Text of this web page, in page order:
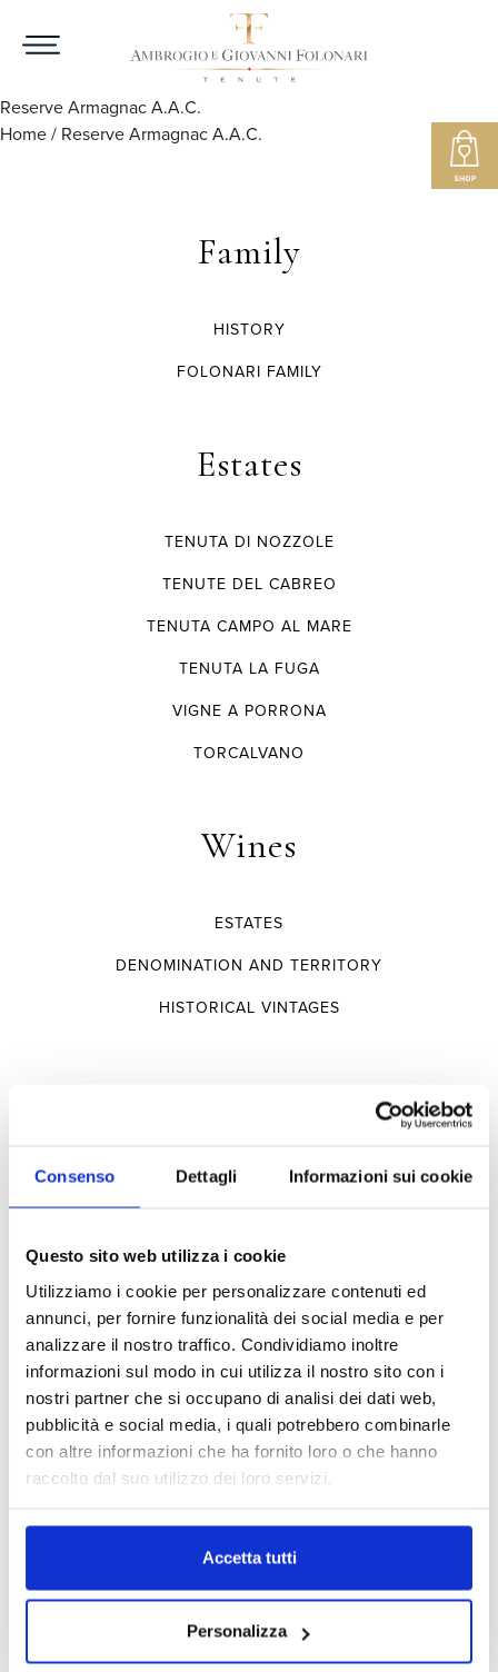
Consenso Dettagli Informazioni sui cookie
Questo sito web utilizza i cookie
Utilizziamo i cookie per personalizzare contenuti ed
annunci, per fornire funzionalità dei social media e per
analizzare il nostro traffico. Condividiamo inoltre
informazioni sul modo in cui utilizza il nostro sito con i
nostri partner che si occupano di analisi dei dati web,
pubblicità e social media, i quali potrebbero combinarle
con altre informazioni che ha fornito loro o che hanno
raccolto dal suo utilizzo dei loro servizi.
Accetta tutti
Personalizza
Reserve Armagnac A.A.C.
Home/ Reserve Armagnac A.A.C.
Family
HISTORY
FOLONARI FAMILY
Estates
TENUTA DI NOZZOLE
TENUTE DEL CABREO
TENUTA CAMPO AL MARE
TENUTA LA FUGA
VIGNE A PORRONA
TORCALVANO
Wines
ESTATES
DENOMINATION AND TERRITORY
HISTORICAL VINTAGES
SELECTIONS
TYPOLOGY
Experiences
VISITS AND TASTINGS
HOSPITALITY
Distribution